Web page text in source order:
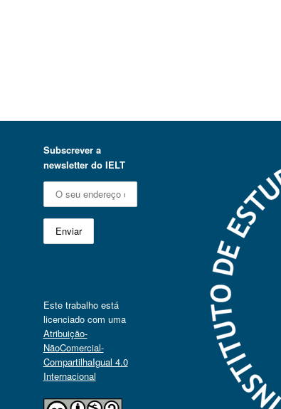
Subscrever a
newsletter do IELT
Este trabalho está
licenciado com uma
Atribuição-
NãoComercial-
CompartilhaIgual 4.0
Internacional